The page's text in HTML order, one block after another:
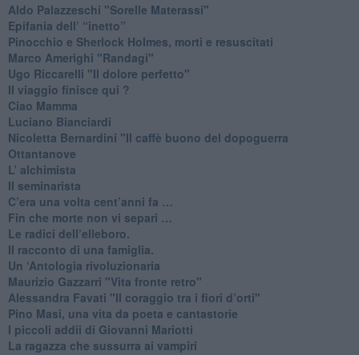
​Aldo Palazzeschi "Sorelle Materassi"
​Epifania dell’ “inetto”
Pinocchio e Sherlock Holmes, morti e resuscitati
​Marco Amerighi "Randagi"
Ugo Riccarelli "Il dolore perfetto"
​Il viaggio finisce qui ?
​Ciao Mamma
​Luciano Bianciardi
​Nicoletta Bernardini "Il caffè buono del dopoguerra
​Ottantanove
​L’ alchimista
Il seminarista
​C’era una volta cent’anni fa …
​Fin che morte non vi separi …
​Le radici dell’elleboro.
​Il racconto di una famiglia.
Un ‘Antologia rivoluzionaria
​Maurizio Gazzarri "Vita fronte retro"
​Alessandra Favati "Il coraggio tra i fiori d’orti"
​Pino Masi, una vita da poeta e cantastorie
​I piccoli addii di Giovanni Mariotti
​La ragazza che sussurra ai vampiri